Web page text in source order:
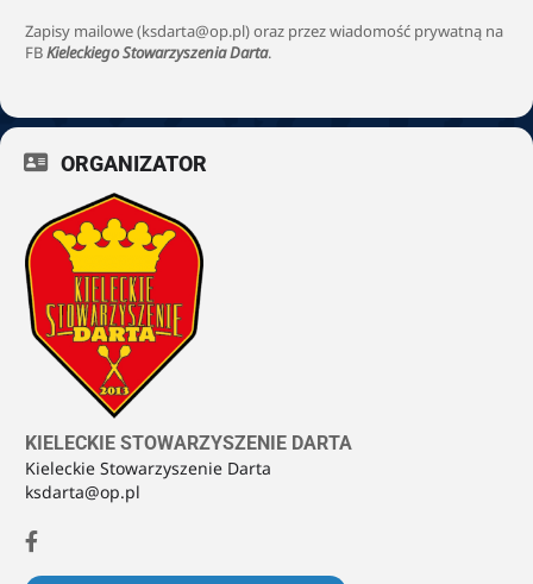
Zapisy mailowe (ksdarta@op.pl) oraz przez wiadomość prywatną na
FBKieleckiego Stowarzyszenia Darta.
ORGANIZATOR
KIELECKIE STOWARZYSZENIE DARTA
Kieleckie Stowarzyszenie Darta
ksdarta@op.pl